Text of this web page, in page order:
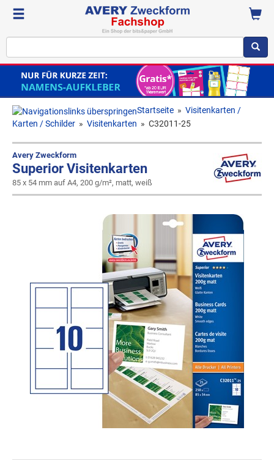
Startseite » Visitenkarten /
Karten / Schilder » Visitenkarten » C32011-25
Avery Zweckform
Superior Visitenkarten
85 x 54 mm auf A4, 200 g/m², matt, weiß